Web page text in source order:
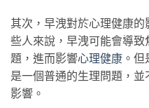
其次，早洩對於心理健康
些人來說，早洩可能會導
題，進而影響心理健康 。
是一個普通的生理問題，
影響。